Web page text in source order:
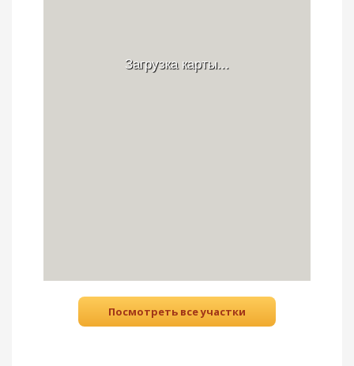
Загрузка карты...
Посмотреть все участки